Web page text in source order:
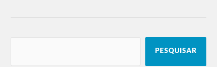
PESQUISAR